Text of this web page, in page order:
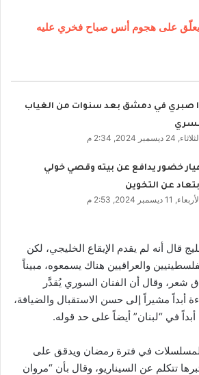
على هجوم أنس صباح فخري عليه
صبري في دمشق بعد سنوات من الغياب
24 ديسمبر 2024, 2:34 م
خضور يدافع عن بيته وقصي خولي
عن التخوين
11 ديسمبر 2024, 2:53 م
قال أنه لم يقدم الإيقاع الخليجي، لكن
والعراقيين هناك يسمعوه، مبيناً
شعر، وقال أن الفنان السوري يُقدَّر
أبداً مشيراً إلى حسن الاستقبال والضيافة،
في “لبنان” أيضاً على حد قوله.
المسلسلات في فترة رمضان ويدقق على
تتكلم عن السيناريو، وقال بأن “مروان